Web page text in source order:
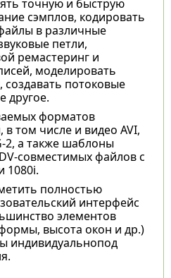
точную и быструю
сэмплов, кодировать
в различные
петли,
ремастеринг и
моделировать
создавать потоковые
другое.
форматов
том числе и видео AVI,
2, а также шаблоны
совместимых файлов с
1080i.
полностью
интерфейс
элементов
высота окон и др.)
индивидуальнопод